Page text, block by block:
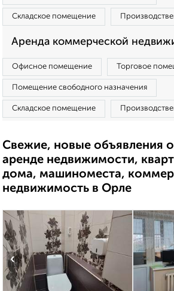
Складское помещение
Аренда коммерческой
Офисное помещение Торговое
Помещение свободного назначения
Складское помещение
Свежие, новые объявления
аренде недвижимости,
дома, машиноместа,
недвижимость в Орле
‹